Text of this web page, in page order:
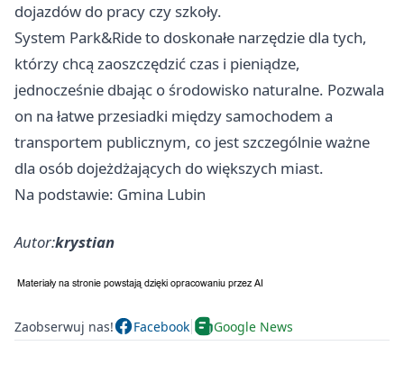
dojazdów do pracy czy szkoły.
System Park&Ride to doskonałe narzędzie dla tych,
którzy chcą zaoszczędzić czas i pieniądze,
jednocześnie dbając o środowisko naturalne. Pozwala
on na łatwe przesiadki między samochodem a
transportem publicznym, co jest szczególnie ważne
dla osób dojeżdżających do większych miast.
Na podstawie: Gmina Lubin
Autor:krystian
Zaobserwuj nas! Facebook Google News